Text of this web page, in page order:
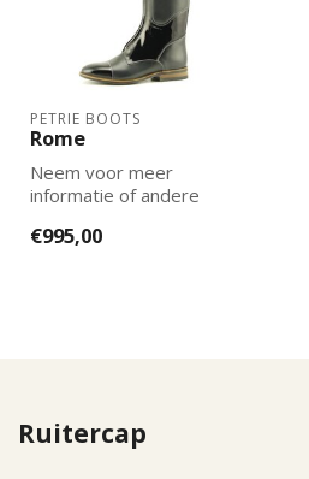
PETRIE BOOTS
Rome
Neem voor meer
informatie of andere
contact met ons op!
€995,00
Ruitercap